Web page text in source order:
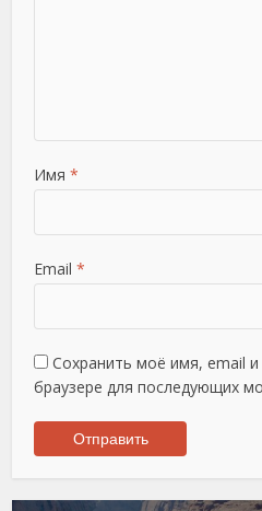
Имя *
Email *
Сохранить моё имя, email и
браузере для последующих